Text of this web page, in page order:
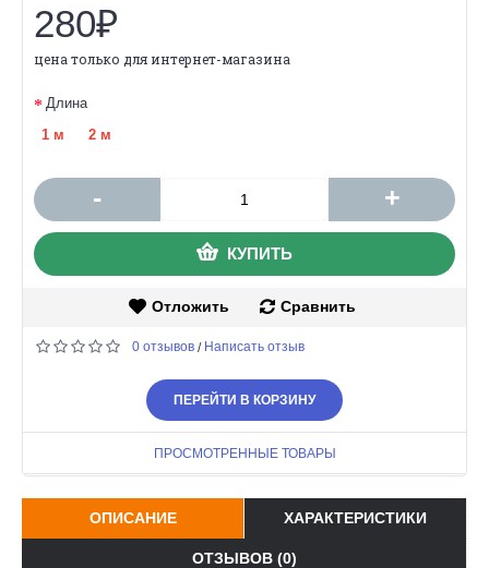
280₽
цена только для интернет-магазина
Длина
1 м
2 м
- +
КУПИТЬ
Отложить Сравнить
0 отзывов / Написать отзыв
ПЕРЕЙТИ В КОРЗИНУ
ПРОСМОТРЕННЫЕ ТОВАРЫ
ОПИСАНИЕ ХАРАКТЕРИСТИКИ
ОТЗЫВОВ (0)